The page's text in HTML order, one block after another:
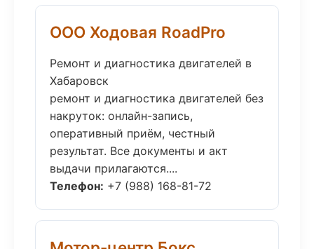
ООО Ходовая RoadPro
Ремонт и диагностика двигателей в
Хабаровск
ремонт и диагностика двигателей без
накруток: онлайн-запись,
оперативный приём, честный
результат. Все документы и акт
выдачи прилагаются....
Телефон: +7 (988) 168-81-72